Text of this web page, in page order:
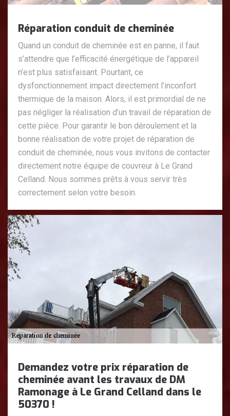
Réparation conduit de cheminée
Quand un conduit de cheminée est en panne, il faut
s’attendre que l’efficacité énergétique de l’appareil
n’est plus satisfaisant. Pourtant, ce
dysfonctionnement impact directement l’inconfort
thermique de la maison. Alors, il est primordial de ne
pas négliger la réalisation d’un travail de réparation de
cette pièce. Pour garantir le bon déroulement et la
bonne réalisation de votre projet de réparation de
conduit de cheminée, nous vous invitons de contacter
directement notre équipe de couvreur à Le Grand
Celland. Nous sommes prêts à vous servir très
correctement selon votre besoin.
Demandez votre prix réparation de
cheminée avant les travaux de DM
Ramonage à Le Grand Celland dans le
50370 !